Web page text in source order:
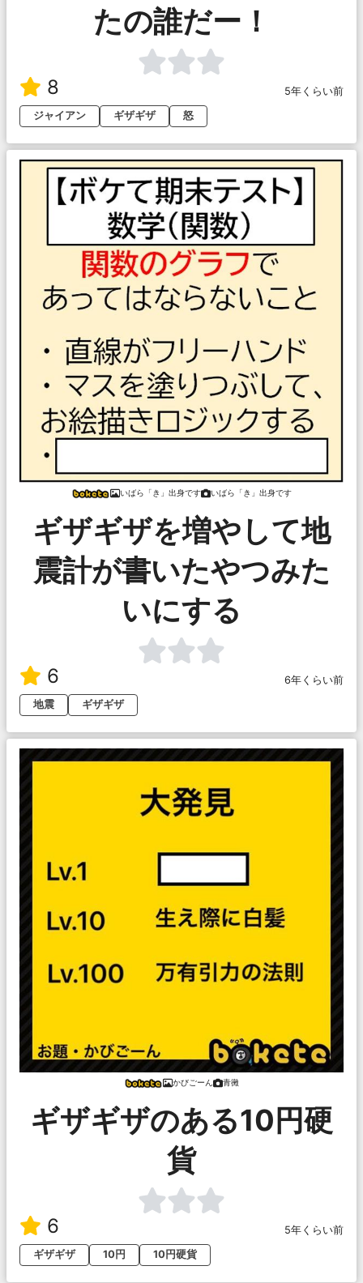
たの誰だー！
8
5年くらい前
ジャイアン
ギザギザ 怒
いばら「き」出身です いばら「き」出身です
ギザギザを増やして地
震計が書いたやつみた
いにする
6
6年くらい前
地震
ギザギザ
かびごーん 青黴
ギザギザのある10円硬
貨
6
5年くらい前
ギザギザ
10円 10円硬貨